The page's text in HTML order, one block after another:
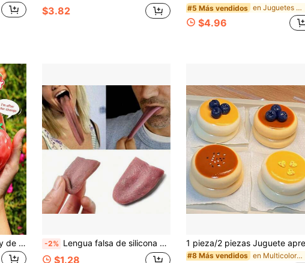
$3.82 #5 Más vendidos en Juguetes para apretar para adolescentes
$4.96
2 piezas Juguetes Squishy de Fresa, Cambian de Color Bajo la Luz, Rebote Elástico, Forma de Fresa Linda, Fotocromático, Adecuado para Uso Diario de Adultos -2% Lengua falsa de silicona divertida - Perfecta para bromas de Halloween y fiestas, lengua falsa elástica, favor de fiesta divertido, regalo del Día de los Inocentes, truco de magia de terror y suspenso, juguete de broma de escenario, sin necesidad de batería
$1.28 #8 Más vendidos en Multicolor Juguetes para apretar para adolescen